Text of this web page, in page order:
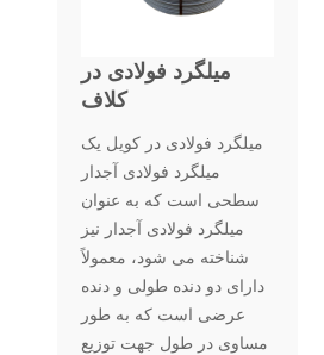
میلگرد فولادی در
کلاف
میلگرد فولادی در کویل یک
میلگرد فولادی آجدار
سطحی است که به عنوان
میلگرد فولادی آجدار نیز
شناخته می شود، معمولاً
دارای دو دنده طولی و دنده
عرضی است که به طور
مساوی در طول جهت توزیع